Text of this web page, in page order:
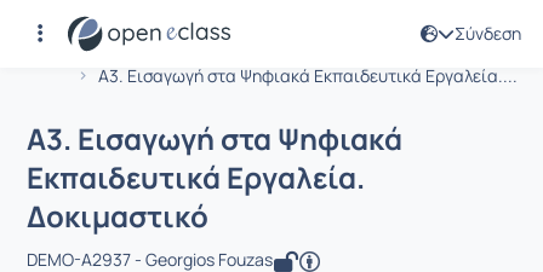
Σύνδεση
Αρχική Σελίδα
A3. Εισαγωγή στα Ψηφιακά Εκπαιδευτικά Εργαλεία....
Μάθημα : A3. Εισαγωγή στα Ψηφιακά
A3. Εισαγωγή στα Ψηφιακά
Εκπαιδευτικά Εργαλεία.
Δοκιμαστικό
DEMO-A2937 - Georgios Fouzas